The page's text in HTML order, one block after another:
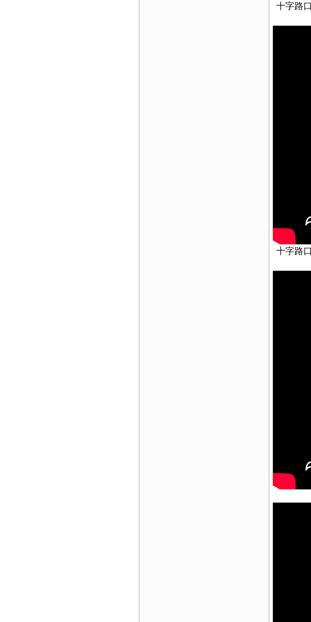
十字路
十字路